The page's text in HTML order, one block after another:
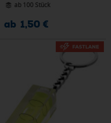
ab 100 Stück
ab 1,50 €